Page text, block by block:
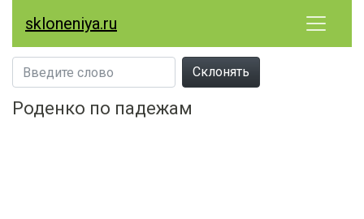
skloneniya.ru
Склонять
Роденко по падежам